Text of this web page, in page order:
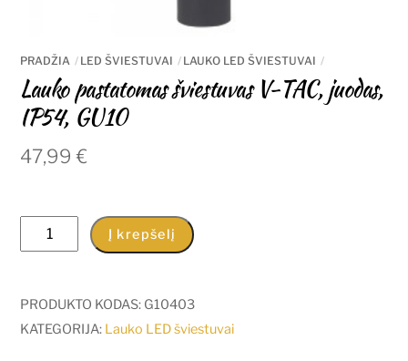
PRADŽIA LED ŠVIESTUVAI LAUKO LED ŠVIESTUVAI
Lauko pastatomas šviestuvas V-TAC, juodas,
IP54, GU10
47,99€
produkto
kiekis:
pastatomas
šviestuvas
Į krepšelį
PRODUKTO KODAS: G10403
KATEGORIJA: Lauko LED šviestuvai